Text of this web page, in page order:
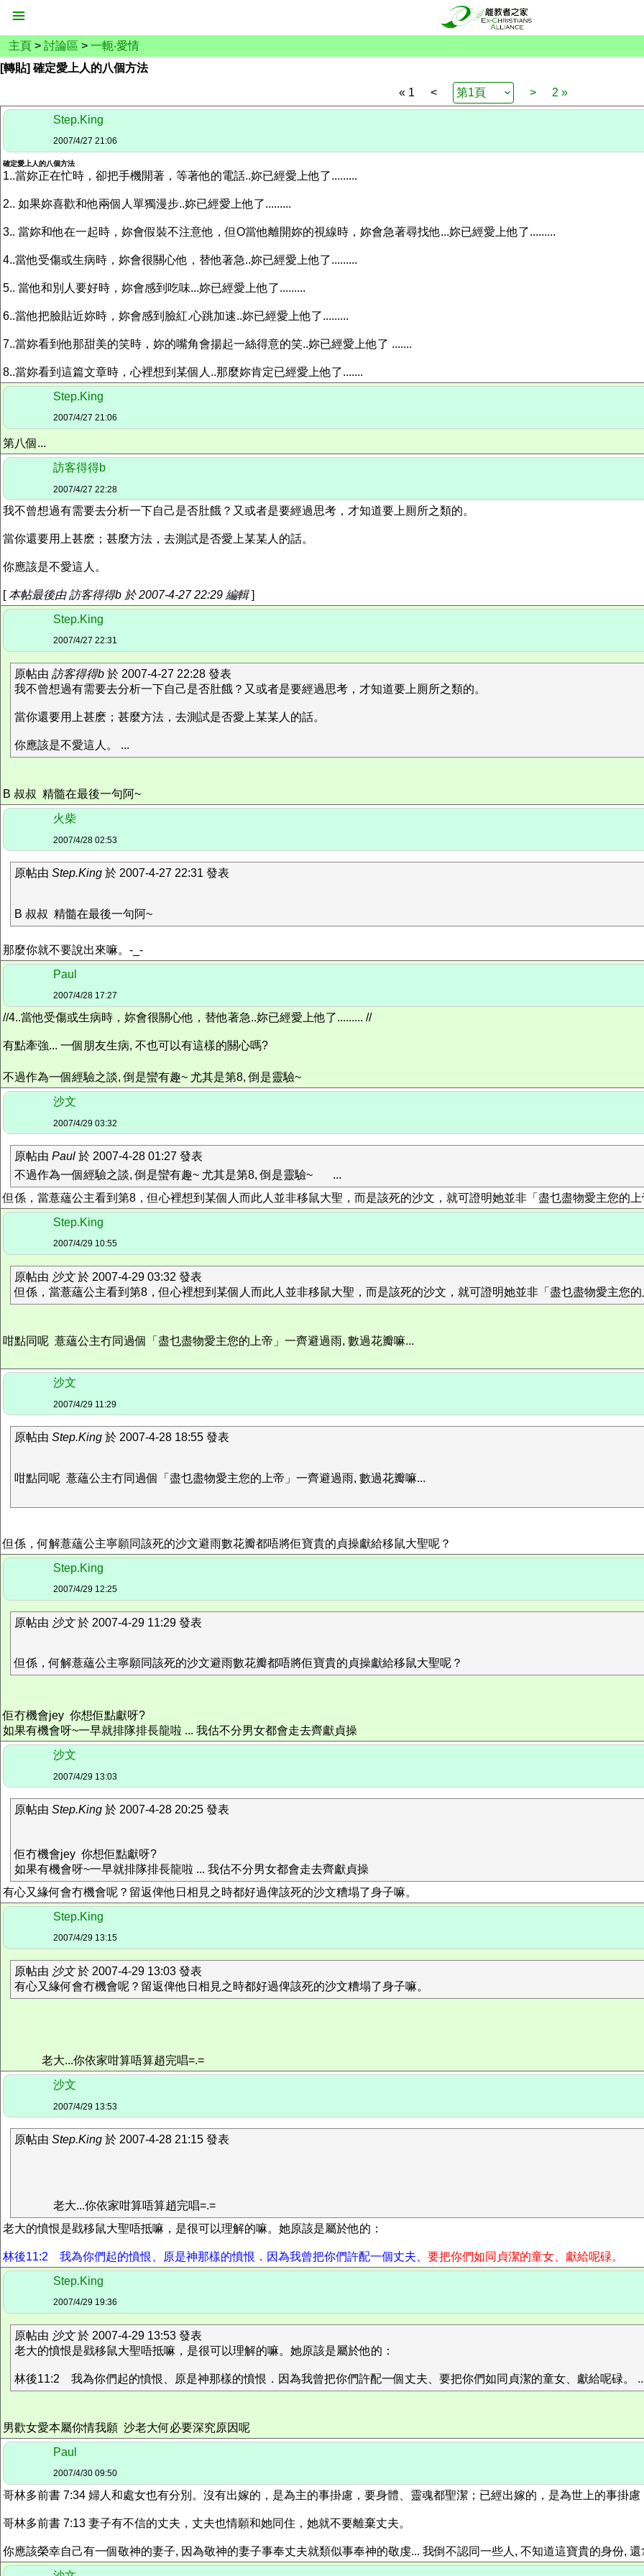
主頁 > 討論區 > 一軛‧愛情
[轉貼] 確定愛上人的八個方法
« 1
< > 2 »
Step.King
2007/4/27 21:06
確定愛上人的八個方法
1..當妳正在忙時，卻把手機開著，等著他的電話..妳已經愛上他了.........
2.. 如果妳喜歡和他兩個人單獨漫步..妳已經愛上他了.........
3.. 當妳和他在一起時，妳會假裝不注意他，但O當他離開妳的視線時，妳會急著尋找他...妳已經愛上他了.........
4..當他受傷或生病時，妳會很關心他，替他著急..妳已經愛上他了.........
5.. 當他和別人要好時，妳會感到吃味...妳已經愛上他了.........
6..當他把臉貼近妳時，妳會感到臉紅.心跳加速..妳已經愛上他了.........
7..當妳看到他那甜美的笑時，妳的嘴角會揚起一絲得意的笑..妳已經愛上他了 .......
8..當妳看到這篇文章時，心裡想到某個人..那麼妳肯定已經愛上他了.......
Step.King
2007/4/27 21:06
第八個...
訪客得得b
2007/4/27 22:28
我不曾想過有需要去分析一下自己是否肚餓？又或者是要經過思考，才知道要上厠所之類的。
當你還要用上甚麽；甚麼方法，去測試是否愛上某某人的話。
你應該是不愛這人。
[本帖最後由 訪客得得b 於 2007-4-27 22:29 編輯]
Step.King
2007/4/27 22:31
原帖由 訪客得得b 於 2007-4-27 22:28 發表
我不曾想過有需要去分析一下自己是否肚餓？又或者是要經過思考，才知道要上厠所之類的。
當你還要用上甚麽；甚麼方法，去測試是否愛上某某人的話。
你應該是不愛這人。 ...
B 叔叔 精髓在最後一句阿~
火柴
2007/4/28 02:53
原帖由 Step.King 於 2007-4-27 22:31 發表
B 叔叔 精髓在最後一句阿~
那麼你就不要說出來嘛。-_-
Paul
2007/4/28 17:27
//4..當他受傷或生病時，妳會很關心他，替他著急..妳已經愛上他了......... //
有點牽強... 一個朋友生病, 不也可以有這樣的關心嗎?
不過作為一個經驗之談, 倒是蠻有趣~ 尤其是第8, 倒是靈驗~
沙文
2007/4/29 03:32
原帖由 Paul 於 2007-4-28 01:27 發表
不過作為一個經驗之談, 倒是蠻有趣~ 尤其是第8, 倒是靈驗~
...
但係，當薏蘊公主看到第8，但心裡想到某個人而此人並非移鼠大聖，而是該死的沙文，就可證明她並非「盡乜盡物愛主您的上
Step.King
2007/4/29 10:55
原帖由 沙文於 2007-4-29 03:32 發表
但係，當薏蘊公主看到第8，但心裡想到某個人而此人並非移鼠大聖，而是該死的沙文，就可證明她並非「盡乜盡物愛主您的
咁點同呢 薏蘊公主冇同過個「盡乜盡物愛主您的上帝」一齊避過雨, 數過花瓣嘛...
沙文
2007/4/29 11:29
原帖由 Step.King 於 2007-4-28 18:55 發表
咁點同呢 薏蘊公主冇同過個「盡乜盡物愛主您的上帝」一齊避過雨, 數過花瓣嘛...
但係，何解薏蘊公主寧願同該死的沙文避雨數花瓣都唔將佢寶貴的貞操獻給移鼠大聖呢？
Step.King
2007/4/29 12:25
原帖由 沙文於 2007-4-29 11:29 發表
但係，何解薏蘊公主寧願同該死的沙文避雨數花瓣都唔將佢寶貴的貞操獻給移鼠大聖呢？
佢冇機會jey 你想佢點獻呀?
如果有機會呀~一早就排隊排長龍啦 ... 我估不分男女都會走去齊獻貞操
沙文
2007/4/29 13:03
原帖由 Step.King 於 2007-4-28 20:25 發表
佢冇機會jey 你想佢點獻呀?
如果有機會呀~一早就排隊排長龍啦 ... 我估不分男女都會走去齊獻貞操
有心又緣何會冇機會呢？留返俾他日相見之時都好過俾該死的沙文糟塌了身子嘛。
Step.King
2007/4/29 13:15
原帖由 沙文於 2007-4-29 13:03 發表
有心又緣何會冇機會呢？留返俾他日相見之時都好過俾該死的沙文糟塌了身子嘛。
老大...你依家咁算唔算趙完唱=.=
沙文
2007/4/29 13:53
原帖由 Step.King 於 2007-4-28 21:15 發表
老大...你依家咁算唔算趙完唱=.=
老大的憤恨是戥移鼠大聖唔抵嘛，是很可以理解的嘛。她原該是屬於他的：
林後11:2 我為你們起的憤恨、原是神那樣的憤恨．因為我曾把你們許配一個丈夫、 要把你們如同貞潔的童女、獻給呢碌。
Step.King
2007/4/29 19:36
原帖由 沙文於 2007-4-29 13:53 發表
老大的憤恨是戥移鼠大聖唔抵嘛，是很可以理解的嘛。她原該是屬於他的：
林後11:2 我為你們起的憤恨、原是神那樣的憤恨．因為我曾把你們許配一個丈夫、要把你們如同貞潔的童女、獻給呢碌。
男歡女愛本屬你情我願 沙老大何必要深究原因呢
Paul
2007/4/30 09:50
哥林多前書 7:34 婦人和處女也有分別。沒有出嫁的，是為主的事掛慮，要身體、靈魂都聖潔；已經出嫁的，是為世上的事掛慮
哥林多前書 7:13 妻子有不信的丈夫，丈夫也情願和她同住，她就不要離棄丈夫。
你應該榮幸自己有一個敬神的妻子, 因為敬神的妻子事奉丈夫就類似事奉神的敬虔... 我倒不認同一些人, 不知道這寶貴的身份,